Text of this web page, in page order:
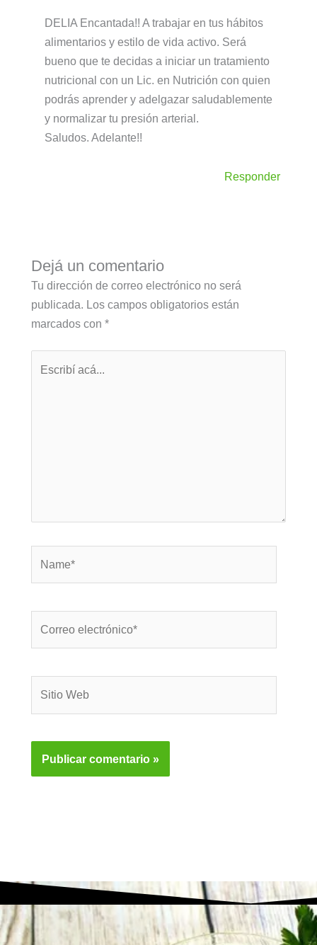
DELIA Encantada!! A trabajar en tus hábitos
alimentarios y estilo de vida activo. Será
bueno que te decidas a iniciar un tratamiento
nutricional con un Lic. en Nutrición con quien
podrás aprender y adelgazar saludablemente
y normalizar tu presión arterial.
Saludos. Adelante!!
Responder
Dejá un comentario
Tu dirección de correo electrónico no será
publicada. Los campos obligatorios están
marcados con *